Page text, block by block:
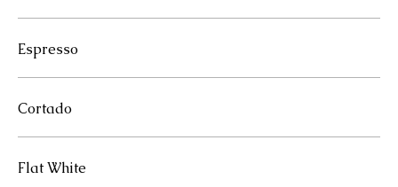
Espresso
Cortado
Flat White